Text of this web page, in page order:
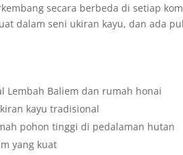
secara berbeda di setiap
dalam seni ukiran kayu, dan ada
Lembah Baliem dan rumah honai
kayu tradisional
pohon tinggi di pedalaman hutan
yang kuat